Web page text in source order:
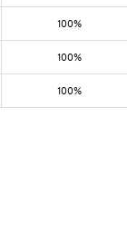
100%
100%
100%